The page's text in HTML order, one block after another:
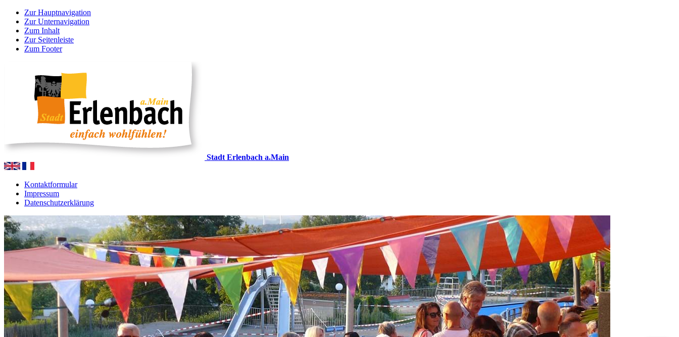
Zur Hauptnavigation
Zur Unternavigation
Zum Inhalt
Zur Seitenleiste
Zum Footer
Stadt Erlenbach a.Main
Kontaktformular
Impressum
Datenschutzerklärung